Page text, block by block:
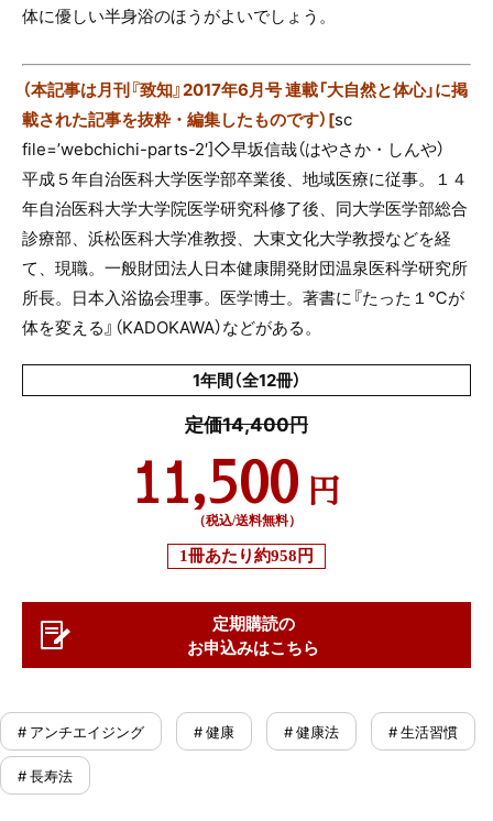
体に優しい半身浴のほうがよいでしょう。
（本記事は月刊『致知』2017年6月号 連載「大自然と体心」に掲
載された記事を抜粋・編集したものです）[sc
file=’webchichi-parts-2′]◇早坂信哉（はやさか・しんや）
平成５年自治医科大学医学部卒業後、地域医療に従事。１４
年自治医科大学大学院医学研究科修了後、同大学医学部総合
診療部、浜松医科大学准教授、大東文化大学教授などを経
て、現職。一般財団法人日本健康開発財団温泉医科学研究所
所長。日本入浴協会理事。医学博士。著書に『たった１℃が
体を変える』（KADOKAWA）などがある。
1年間（全12冊）
定価14,400円
11,500 円
（税込/送料無料）
1冊あたり約958円
定期購読の
お申込みはこちら
# アンチエイジング # 健康 # 健康法 # 生活習慣
# 長寿法